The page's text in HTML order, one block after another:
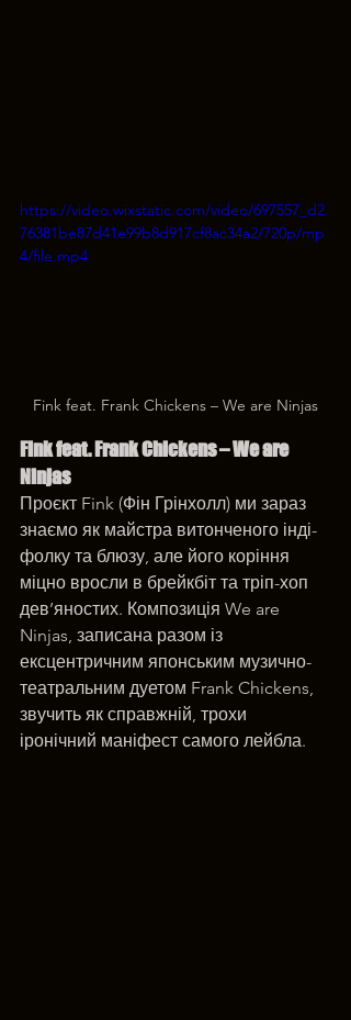
https://video.wixstatic.com/video/697557_d2
76381be87d41e99b8d917cf8ac34a2/720p/mp
4/file.mp4
Fink feat. Frank Chickens – We are Ninjas
Fink feat. Frank Chickens – We are
Ninjas
Проєкт Fink (Фін Грінхолл) ми зараз
знаємо як майстра витонченого інді-
фолку та блюзу, але його коріння
міцно вросли в брейкбіт та тріп-хоп
дев’яностих. Композиція We are
Ninjas, записана разом із
ексцентричним японським музично-
театральним дуетом Frank Chickens,
звучить як справжній, трохи
іронічний маніфест самого лейбла.